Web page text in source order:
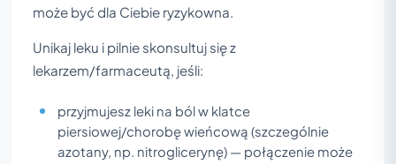
może być dla Ciebie ryzykowna.
Unikaj leku i pilnie skonsultuj się z
lekarzem/farmaceutą, jeśli:
przyjmujesz leki na ból w klatce
piersiowej/chorobę wieńcową (szczególnie
azotany, np. nitroglicerynę) — połączenie może